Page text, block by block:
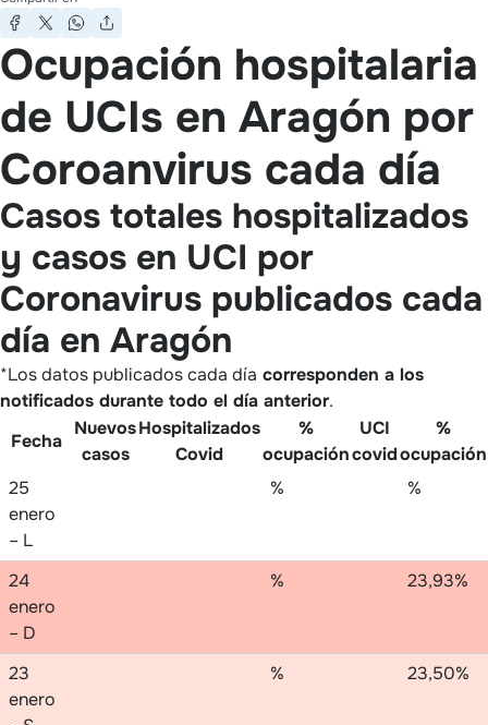
Ocupación hospitalaria
de UCIs en Aragón por
Coroanvirus cada día
Casos totales hospitalizados
y casos en UCI por
Coronavirus publicados cada
día en Aragón
*Los datos publicados cada día corresponden a los
notificados durante todo el día anterior.
Fecha
Nuevos
casos
Hospitalizados
Covid
%
ocupación
UCI
covid
%
ocupación
25
enero
– L
% %
24
enero
– D
% 23,93%
23
enero
% 23,50%